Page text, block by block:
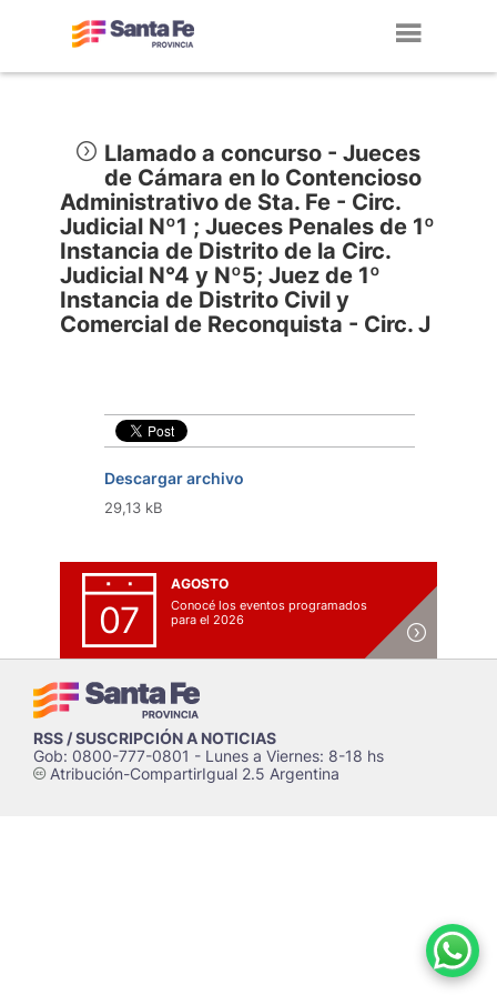
Llamado a concurso - Jueces
de Cámara en lo Contencioso
Administrativo de Sta. Fe - Circ.
Judicial Nº1 ; Jueces Penales de 1º
Instancia de Distrito de la Circ.
Judicial N°4 y Nº5; Juez de 1º
Instancia de Distrito Civil y
Comercial de Reconquista - Circ. J
Descargar archivo
29,13 kB
07
AGOSTO
Conocé los eventos programados
para el 2026
RSS / SUSCRIPCIÓN A NOTICIAS
Gob: 0800-777-0801 - Lunes a Viernes: 8-18 hs
cAtribución-CompartirIgual 2.5 Argentina